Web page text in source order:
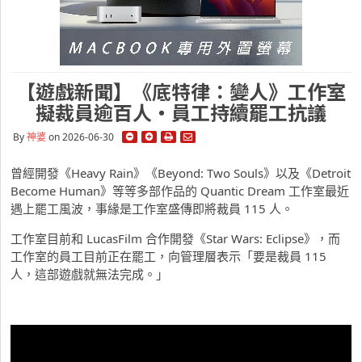
【遊戲新聞】《底特律：變人》工作室
擬裁員逾百人・員工持續罷工抗議
By神婆on 2026-06-30
曾經開發《Heavy Rain》《Beyond: Two Souls》以及《Detroit
Become Human》等等多部作品的 Quantic Dream 工作室最近
遇上罷工風波，事緣是工作室盛傳即將裁員 115 人。
工作室目前和 LucasFilm 合作開發《Star Wars: Eclipse》，而
工作室的員工目前正在罷工，向管理層表示「要是裁員 115
人，這部遊戲就無法完成。」